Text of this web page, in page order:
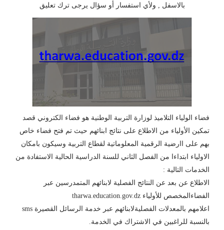
بالاسفل , ولأي استفسار أو سؤال يرجى ترك تعليق
فضاء الولياء التلاميذ لوزارة التربية الوطنية هو فضاء الكتروني قصد
تمكين الأولياء من الاطلاع على نتائج ابنائهم حيث تم فتح فضاء خاص
بهم على اارضية الرقمية المعلوماتية لقطاع التربية وسيكون بامكان
الاولياء ابتداءا من الفصل الثاني للسنة الدراسية الحالية الاستفادة من
الخدمات التالية :
الاطلاع عن بعد عن النتائج الفصلية لابنائهم المتمدرسين عبر
الفضاءالمخصص للأولياء tharwa.education.gov.dz
اعلامهم بالمعدلات الفصليةلابنائهم عبر خدمة الرسائل القصيرة sms
بالنسبة للراغبين في الاشتراك في الخدمة.